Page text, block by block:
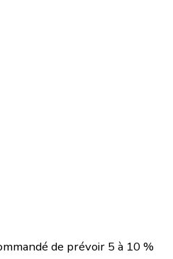
de prévoir 5 à 10 %